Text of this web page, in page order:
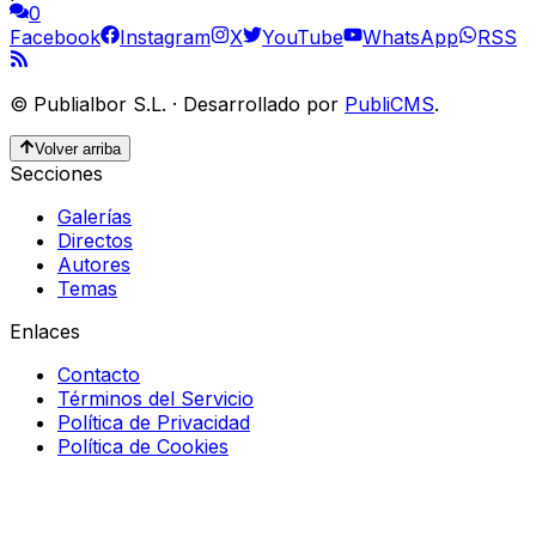
0
Facebook
Instagram X YouTube WhatsApp RSS
© Publialbor S.L. · Desarrollado por PubliCMS.
Volver arriba
Secciones
Galerías
Directos
Autores
Temas
Enlaces
Contacto
Términos del Servicio
Política de Privacidad
Política de Cookies